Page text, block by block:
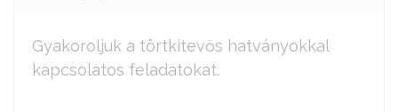
Gyakoroljuk a törtkitevős hatványokkal
kapcsolatos feladatokat.